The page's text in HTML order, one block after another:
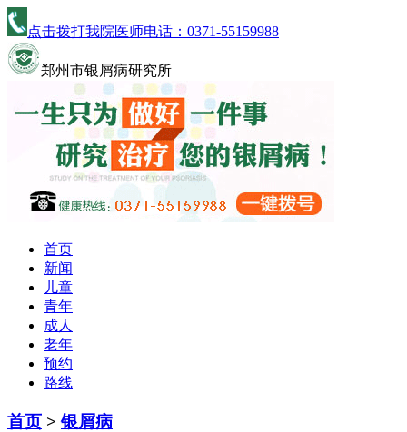
点击拨打我院医师电话： 0371-55159988
郑州市银屑病研究所
首页
新闻
儿童
青年
成人
老年
预约
路线
首页 >银屑病